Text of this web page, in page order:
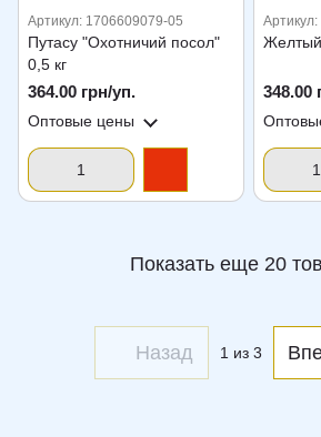
Артикул: 1706609079-05
Путасу "Охотничий посол"
0,5 кг
364.00 грн/уп.
Оптовые цены
Желтый
348.00
Показать еще 20
Назад 1 из 3